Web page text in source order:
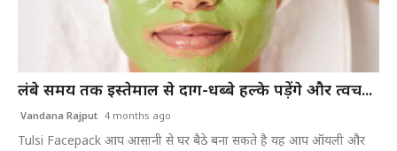
खेल
टेक
लंबे समय तक इस्तेमाल से दाग-धब्बे हल्के पड़ेंगे और त्वच...
Vandana Rajput 4 months ago
Tulsi Facepack आप आसानी से घर बैठे बना सकते है यह आप ऑयली और